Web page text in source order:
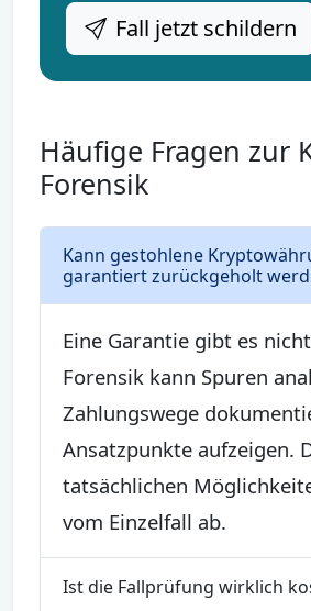
Fall jetzt schildern
Häufige Fragen zur
Forensik
Kann gestohlene
garantiert zurückgeholt
Eine Garantie gibt es
Forensik kann Spuren
Zahlungswege
Ansatzpunkte aufzeigen.
tatsächlichen
vom Einzelfall ab.
Ist die Fallprüfung wirklich